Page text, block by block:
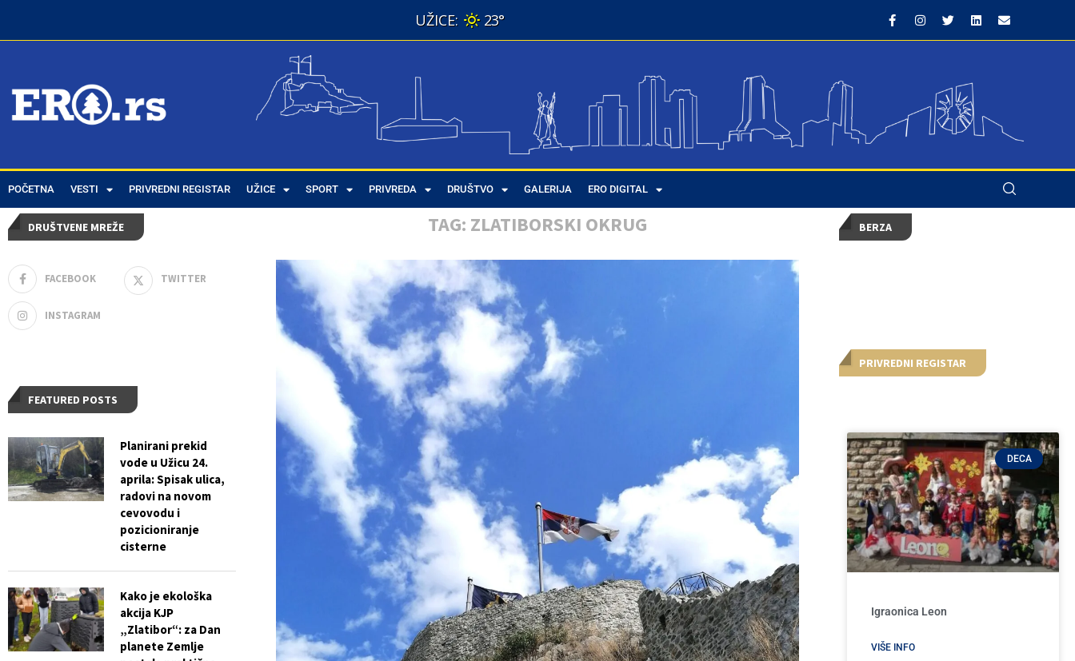
23°
POČETNA VESTI PRIVREDNI REGISTAR UŽICE SPORT PRIVREDA DRUŠTVO GALERIJA ERO DIGITAL
Home Tags Posts tagged with "zlatiborski okrug"
TAG: ZLATIBORSKI OKRUG BERZA
PRIVREDNI REGISTAR
DECA
Igraonica Leon
VIŠE INFO
DRUŠTVENE MREŽE
FACEBOOK TWITTER
INSTAGRAM
FEATURED POSTS
Planirani prekid
vode u Užicu 24.
aprila: Spisak ulica,
radovi na novom
cevovodu i
pozicioniranje
cisterne
Kako je ekološka
akcija KJP
„Zlatibor“: za Dan
planete Zemlje